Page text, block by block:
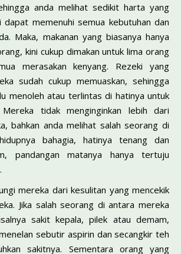
anda melihat sedikit harta yang
memenuhi semua kebutuhan dan
Maka, makanan yang biasanya hanya
kini cukup dimakan untuk lima orang
merasakan kenyang. Rezeki yang
sudah cukup memuaskan, sehingga
menoleh atau terlintas di hatinya untuk
Mereka tidak menginginkan lebih dari
bahkan anda melihat salah seorang di
bahagia, hatinya tenang dan
pandangan matanya hanya tertuju
mereka dari kesulitan yang mencekik
Jika salah seorang di antara mereka
sakit kepala, pilek atau demam,
sebutir aspirin dan secangkir teh
sakitnya. Sementara orang yang